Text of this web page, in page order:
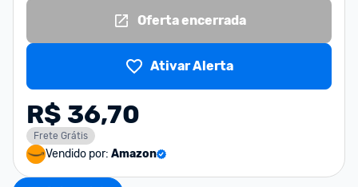
Oferta encerrada
Ativar Alerta
R$ 36,70
Frete Grátis
Vendido por: Amazon